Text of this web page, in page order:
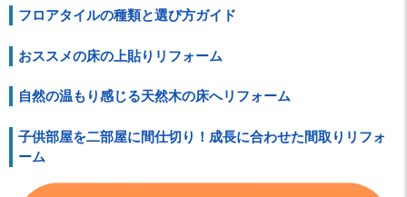
フロアタイルの種類と選び方ガイド
おススメの床の上貼りリフォーム
自然の温もり感じる天然木の床へリフォーム
子供部屋を二部屋に間仕切り！成長に合わせた間取りリフォ
ーム